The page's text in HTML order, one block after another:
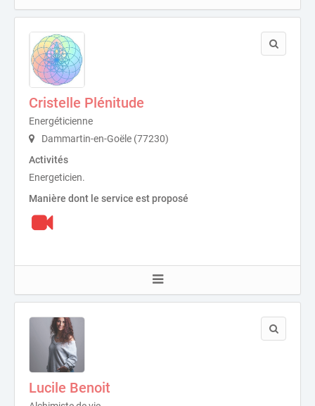
Cristelle Plénitude
Energéticienne
Dammartin-en-Goële (77230)
Activités
Energeticien.
Manière dont le service est proposé
Lucile Benoit